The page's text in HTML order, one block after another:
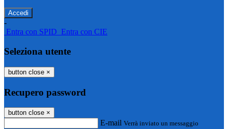
-
Entra con SPID Entra con CIE
Seleziona utente
button close ×
Recupero password
button close ×
E-mail Verrà inviato un messaggio